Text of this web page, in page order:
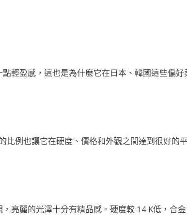
輕盈感，這也是為什麼它在日本、韓國這些偏
比例也讓它在硬度、價格和外觀之間達到很好的
亮麗的光澤十分有精品感。硬度較 14 K低，合